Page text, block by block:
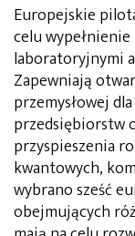
Europejskie
celu
laboratoryjnymi
Zapewniają
przemysłowej
przedsiębiorstw
przyspieszenia
kwantowych,
wybrano sześć
obejmujących